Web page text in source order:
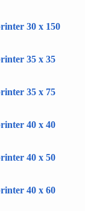
30 x 150
35 x 35
35 x 75
40 x 40
40 x 50
40 x 60